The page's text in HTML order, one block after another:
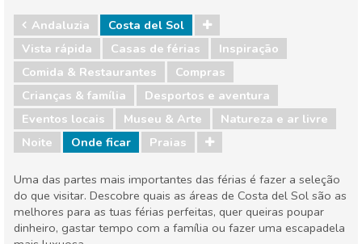
Andaluzia
Costa del Sol
Vista rápida
Casas de férias
Inspiração
Comida & Restaurantes
Compras
Crianças & família
Desportos e aventura
Eventos locais
Museu & Arte
Natureza e ar livre
Noite
Onde ficar Praias
Uma das partes mais importantes das férias é fazer a seleção
do que visitar. Descobre quais as áreas de Costa del Sol são as
melhores para as tuas férias perfeitas, quer queiras poupar
dinheiro, gastar tempo com a família ou fazer uma escapadela